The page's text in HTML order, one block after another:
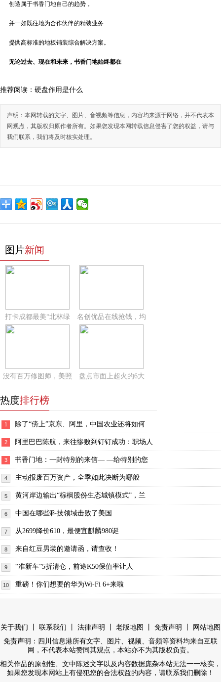
创造属于书香门地自己的趋势，
并一如既往地为合作伙伴的精装业务
提供高标准的地板铺装综合解决方案。
无论过去、现在和未来，书香门地始终都在
推荐阅读： 硬盘作用是什么
声明：本网转载的文字、图片、音视频等信息，内容均来源于网络，并不代表本
网观点，其版权归原作者所有。如果您发现本网转载信息侵害了您的权益，请与
我们联系，我们将及时核实处理。
图片新闻
打卡成都最美“北林绿 名创优品在线抢钱，均
没有百万修图师，美照 盘点市面上超火的6大
热度排行榜
1 除了“傍上”京东、阿里，中国农业还将如何
2 阿里巴巴陈航，来往惨败到钉钉成功：职场人
3 书香门地：一封特别的来信— —给特别的您
4 主动报废百万资产，全季如此决断为哪般
5 黄河岸边输出“棕榈股份生态城镇模式”，兰
6 中国在哪些科技领域击败了美国
7 从2699降价610，最便宜麒麟980诞
8 来自红豆男装的邀请函，请查收！
9 “准新车”5折清仓，前途K50保值率让人
10 重磅！你们想要的华为Wi-Fi 6+来啦
关于我们 联系我们 法律声明 老版地图 免责声明 网站地图
免责声明：四川信息港所有文字、图片、视频、音频等资料均来自互联
网，不代表本站赞同其观点，本站亦不为其版权负责。
相关作品的原创性、文中陈述文字以及内容数据庞杂本站无法一一核实，
如果您发现本网站上有侵犯您的合法权益的内容，请联系我们删除！